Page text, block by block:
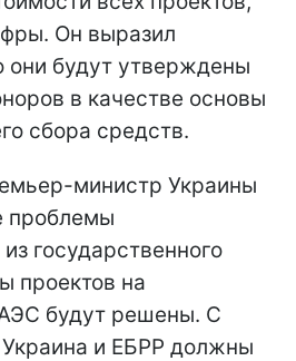
Он выразил
они будут утверждены
в качестве основы
сбора средств.
министр Украины
проблемы
государственного
проектов на
будут решены. С
и ЕБРР должны